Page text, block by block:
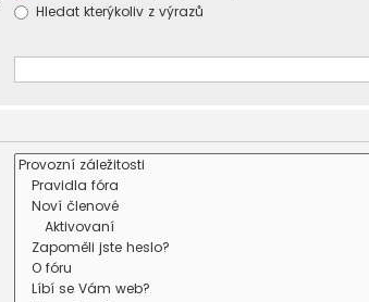
Hledat kterýkoliv z výrazů